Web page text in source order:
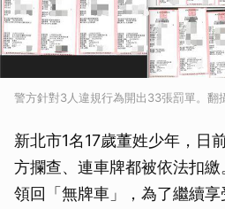
警方針對3人違規行為開出33張罰單。翻
新北市1名17歲董姓少年，日
方攔查、連車牌都被依法扣
領回「無牌車」，為了繼續